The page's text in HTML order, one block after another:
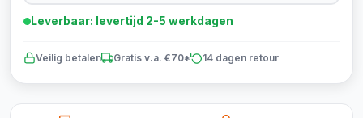
Leverbaar: levertijd 2-5 werkdagen
Veilig betalen Gratis v.a. €70* 14 dagen retour